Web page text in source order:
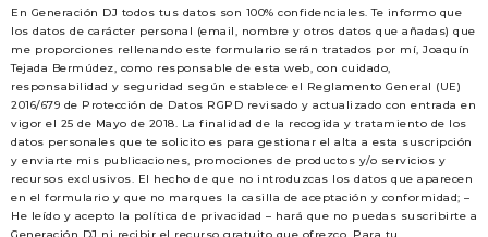
En Generación DJ todos tus datos son 100% confidenciales. Te informo que
los datos de carácter personal (email, nombre y otros datos que añadas) que
me proporciones rellenando este formulario serán tratados por mí, Joaquín
Tejada Bermúdez, como responsable de esta web, con cuidado,
responsabilidad y seguridad según establece el Reglamento General (UE)
2016/679 de Protección de Datos RGPD revisado y actualizado con entrada en
vigor el 25 de Mayo de 2018. La finalidad de la recogida y tratamiento de los
datos personales que te solicito es para gestionar el alta a esta suscripción
y enviarte mis publicaciones, promociones de productos y/o servicios y
recursos exclusivos. El hecho de que no introduzcas los datos que aparecen
en el formulario y que no marques la casilla de aceptación y conformidad; –
He leído y acepto la política de privacidad – hará que no puedas suscribirte a
Generación DJ ni recibir el recurso gratuito que ofrezco. Para tu